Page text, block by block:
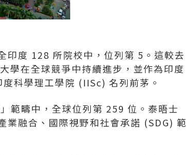
度 128 所院校中，位列第 5。這較去
學在全球競爭中持續進步，並作為印度
科學理工學院 (IISc) 名列前茅。
範疇中，全球位列第 259 位。泰晤士
融合、國際視野和社會承諾 (SDG) 範